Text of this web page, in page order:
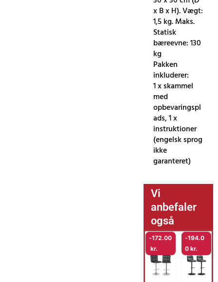
x B x H). Vægt:
1,5 kg. Maks.
Statisk
bæreevne: 130
kg
Pakken
inkluderer:
1 x skammel
med
opbevaringspl
ads, 1 x
instruktioner
(engelsk sprog
ikke
garanteret)
Vi
anbefaler
også
-172.00
kr.
-194.0
0 kr.